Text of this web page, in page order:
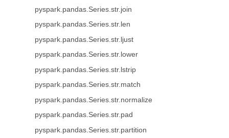
pyspark.pandas.Series.str.join
pyspark.pandas.Series.str.len
pyspark.pandas.Series.str.ljust
pyspark.pandas.Series.str.lower
pyspark.pandas.Series.str.lstrip
pyspark.pandas.Series.str.match
pyspark.pandas.Series.str.normalize
pyspark.pandas.Series.str.pad
pyspark.pandas.Series.str.partition